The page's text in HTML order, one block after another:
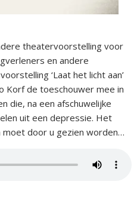
theatervoorstelling voor
en andere
‘Laat het licht aan’
Korf de toeschouwer mee in
die, na een afschuwelijke
uit een depressie. Het
moet door u gezien worden…